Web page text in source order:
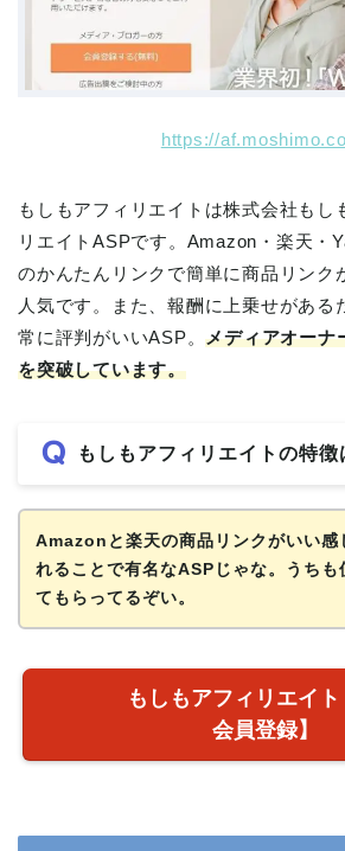
https://
もしもアフィリエイトは株式会社もし
リエイトASPです。Amazon・楽天・
のかんたんリンクで簡単に商品リンク
人気です。また、報酬に上乗せがある
常に評判がいいASP。メディアオーナ
を突破しています。
もしもアフィリエイトの特徴
Amazonと楽天の商品リンクがいい感
れることで有名なASPじゃな。うちも
てもらってるぞい。
もしもアフィリエイ
会員登録】